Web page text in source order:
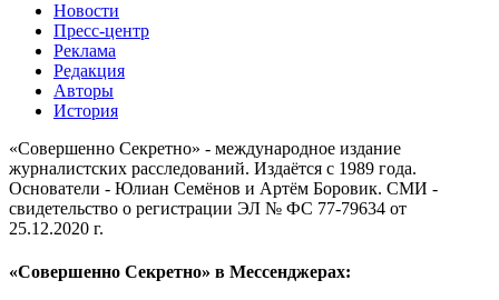
Новости
Пресс-центр
Реклама
Редакция
Авторы
История
«Совершенно Секретно» - международное издание
журналистских расследований. Издаётся с 1989 года.
Основатели - Юлиан Семёнов и Артём Боровик. CМИ -
свидетельство о регистрации ЭЛ № ФС 77-79634 от
25.12.2020 г.
«Совершенно Секретно» в Мессенджерах: